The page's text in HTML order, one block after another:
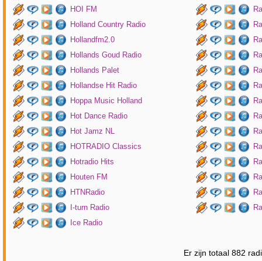
HOI FM
Holland Country Radio
Hollandfm2.0
Hollands Goud Radio
Hollands Palet
Hollandse Hit Radio
Hoppa Music Holland
Hot Dance Radio
Hot Jamz NL
HOTRADIO Classics
Hotradio Hits
Houten FM
HTNRadio
I-turn Radio
Ice Radio
Er zijn totaal 882